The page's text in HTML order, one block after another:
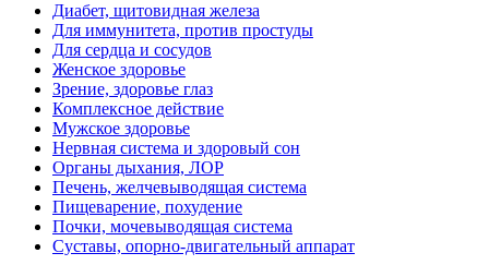
Диабет, щитовидная железа
Для иммунитета, против простуды
Для сердца и сосудов
Женское здоровье
Зрение, здоровье глаз
Комплексное действие
Мужское здоровье
Нервная система и здоровый сон
Органы дыхания, ЛОР
Печень, желчевыводящая система
Пищеварение, похудение
Почки, мочевыводящая система
Суставы, опорно-двигательный аппарат